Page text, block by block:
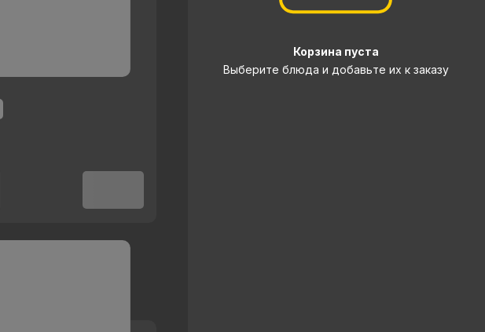
Корзина пуста
Выберите блюда и добавьте их к заказу